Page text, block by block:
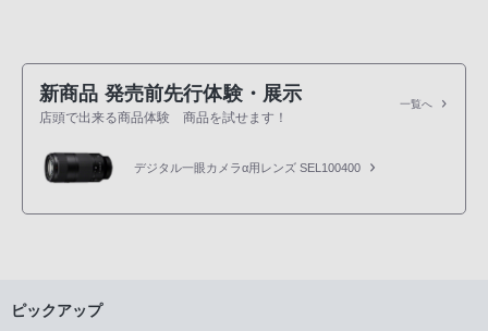
新商品 発売前先行体験・展示
店頭で出来る商品体験 商品を試せます！
一覧へ
デジタル一眼カメラα用レンズ SEL100400
ピックアップ